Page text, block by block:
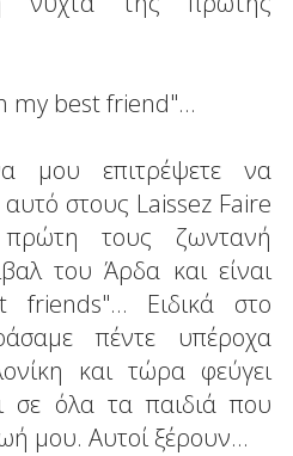
my best friend"...
μου επιτρέψετε να
στους Laissez Faire
τους ζωντανή
του Άρδα και είναι
Ειδικά στο
πέντε υπέροχα
και τώρα φεύγει
σε όλα τα παιδιά που
μου. Αυτοί ξέρουν...